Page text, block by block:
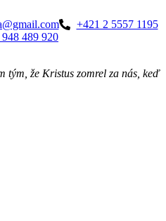
+421 2 5557 1195
489 920
tým, že Kristus zomrel za nás, keď